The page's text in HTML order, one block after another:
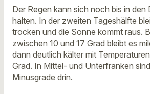
Der Regen kann sich noch bis in den
halten. In der zweiten Tageshälfte
trocken und die Sonne kommt raus.
zwischen 10 und 17 Grad bleibt es
dann deutlich kälter mit
Grad. In Mittel- und Unterfranken
Minusgrade drin.